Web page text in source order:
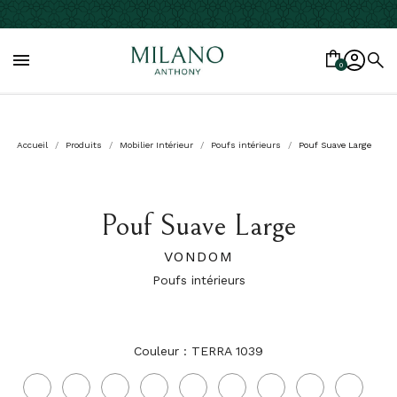
 0
Accueil Produits Mobilier Intérieur Poufs intérieurs Pouf Suave Large
Pouf Suave Large
VONDOM
Poufs intérieurs
Couleur : TERRA 1039
AFRODITAAGUACATEAMATITSAANTHRACITEAQUAMARINA
ARTEMISEBACCOBERRYBOSC